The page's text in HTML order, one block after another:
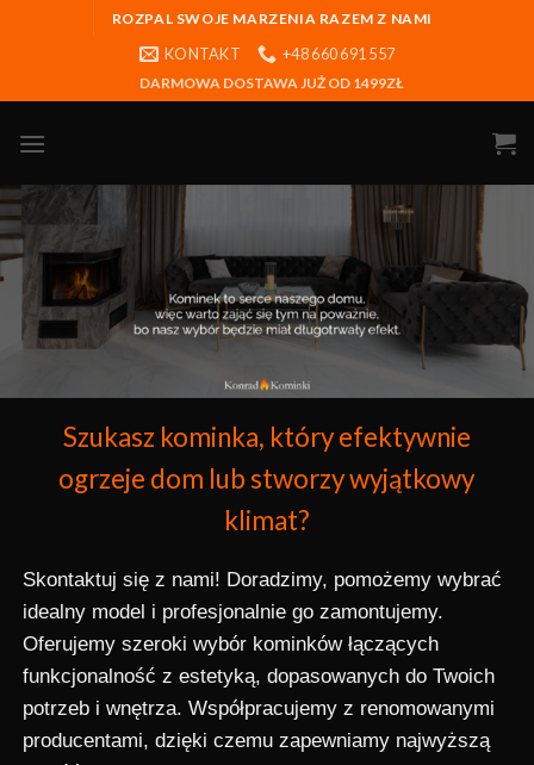
ROZPAL SWOJE MARZENIA RAZEM Z NAMI
KONTAKT +48 660 691 557
DARMOWA DOSTAWA JUŻ OD 1499ZŁ
Szukasz kominka, który efektywnie
ogrzeje dom lub stworzy wyjątkowy
klimat?
Skontaktuj się z nami! Doradzimy, pomożemy wybrać
idealny model i profesjonalnie go zamontujemy.
Oferujemy szeroki wybór kominków łączących
funkcjonalność z estetyką, dopasowanych do Twoich
potrzeb i wnętrza. Współpracujemy z renomowanymi
producentami, dzięki czemu zapewniamy najwyższą